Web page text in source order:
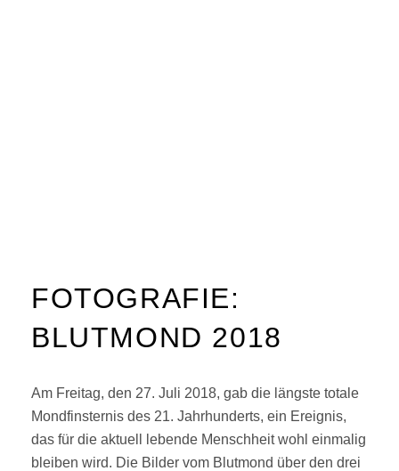
FOTOGRAFIE:
BLUTMOND 2018
Am Freitag, den 27. Juli 2018, gab die längste totale
Mondfinsternis des 21. Jahrhunderts, ein Ereignis,
das für die aktuell lebende Menschheit wohl einmalig
bleiben wird. Die Bilder vom Blutmond über den drei